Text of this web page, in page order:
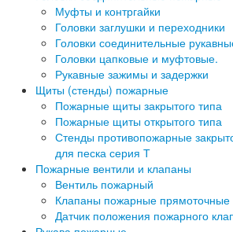
Муфты и контргайки
Головки заглушки и переходники
Головки соединительные
Головки цапковые и муфтовые.
Рукавные зажимы и задержки
Щиты (стенды) пожарные
Пожарные щиты закрытого типа
Пожарные щиты открытого типа
Стенды противопожарные
для песка серия Т
Пожарные вентили и клапаны
Вентиль пожарный
Клапаны пожарные
Датчик положения пожарного